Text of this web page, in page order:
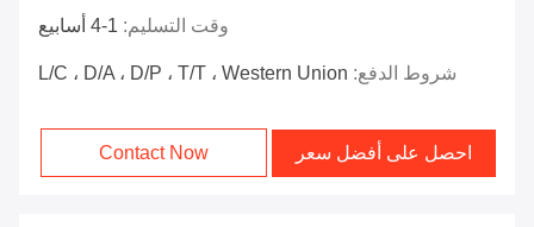
وقت التسليم: 1-4 أسابيع
شروط الدفع: L/C ، D/A ، D/P ، T/T ، Western Union
احصل على أفضل سعر Contact Now